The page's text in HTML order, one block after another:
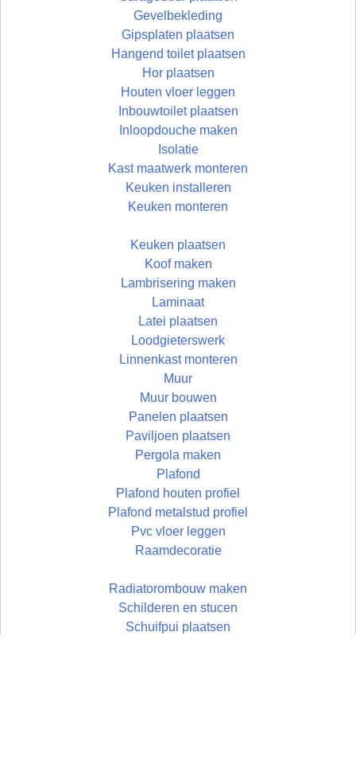
Gevelbekleding
Gipsplaten plaatsen
Hangend toilet plaatsen
Hor plaatsen
Houten vloer leggen
Inbouwtoilet plaatsen
Inloopdouche maken
Isolatie
Kast maatwerk monteren
Keuken installeren
Keuken monteren
Keuken plaatsen
Koof maken
Lambrisering maken
Laminaat
Latei plaatsen
Loodgieterswerk
Linnenkast monteren
Muur
Muur bouwen
Panelen plaatsen
Paviljoen plaatsen
Pergola maken
Plafond
Plafond houten profiel
Plafond metalstud profiel
Pvc vloer leggen
Raamdecoratie
Radiatorombouw maken
Schilderen en stucen
Schuifpui plaatsen